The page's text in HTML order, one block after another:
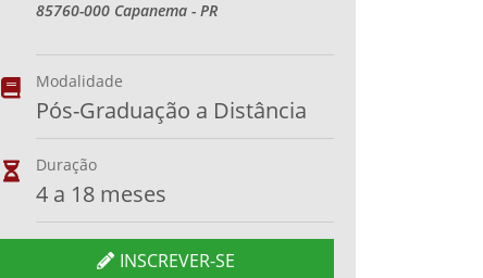
85760-000 Capanema - PR
Modalidade
Pós-Graduação a Distância
Duração
4 a 18 meses
INSCREVER-SE